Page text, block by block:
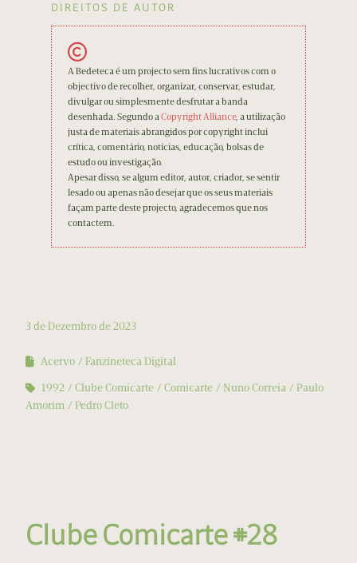
DIREITOS DE AUTOR
A Bedeteca é um projecto sem fins lucrativos com o
objectivo de recolher, organizar, conservar, estudar,
divulgar ou simplesmente desfrutar a banda
desenhada. Segundo aCopyright Alliance, a utilização
justa de materiais abrangidos por copyright inclui
crítica, comentário, notícias, educação, bolsas de
estudo ou investigação.
Apesar disso, se algum editor, autor, criador, se sentir
lesado ou apenas não desejar que os seus materiais
façam parte deste projecto, agradecemos que nos
contactem.
3 de Dezembro de 2023
Acervo
Fanzineteca Digital
1992
Clube Comicarte Comicarte Nuno Correia
Paulo
Amorim
Pedro Cleto
Clube Comicarte #28